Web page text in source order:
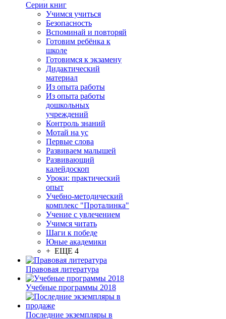
Серии книг
Учимся учиться
Безопасность
Вспоминай и повторяй
Готовим ребёнка к
школе
Готовимся к экзамену
Дидактический
материал
Из опыта работы
Из опыта работы
дошкольных
учреждений
Контроль знаний
Мотай на ус
Первые слова
Развиваем малышей
Развивающий
калейдоскоп
Уроки: практический
опыт
Учебно-методический
комплекс "Проталинка"
Учение с увлечением
Учимся читать
Шаги к победе
Юные академики
+ ЕЩЕ 4
Правовая литература
Учебные программы 2018
Последние экземпляры в